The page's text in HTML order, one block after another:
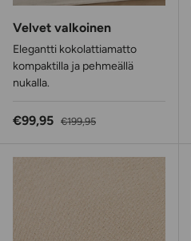
Velvet valkoinen
Elegantti kokolattiamatto
kompaktilla ja pehmeällä
nukalla.
Alennushinta
€99,95 Normaalihinta
€199,95